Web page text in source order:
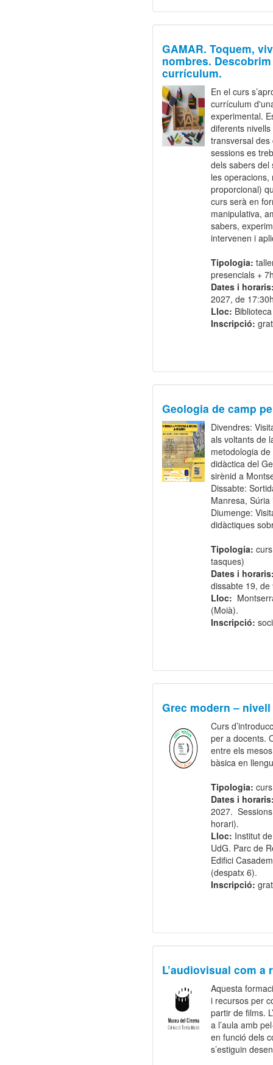
GAMAR. Toquem,
nombres.
currículum.
En el curs
currículum
experimental.
diferents
transversal
sessions es
dels sabers del
les
proporcional)
curs serà en
manipulativa,
sabers,
intervenen i
Tipologia:
presencials +
Dates i
2027, de
Lloc:
Inscripció:
Geologia de camp
Divendres:
als voltants de
metodologia
didàctica del
sirènid a
Dissabte:
Manresa,
Diumenge:
didàctiques
Tipologia:
tasques)
Dates i
dissabte 19,
Lloc:
(Moià).
Inscripció: s
Grec modern –
Curs
per a docents.
entre els
bàsica en
Tipologia:
Dates i
2027.
horari).
Lloc: Institut
UdG. Parc de
Edifici
(despatx 6).
Inscripció:
L’audiovisual com a
Aquesta
i recursos per
partir de films.
a l’aula amb
en funció dels
s’estiguin